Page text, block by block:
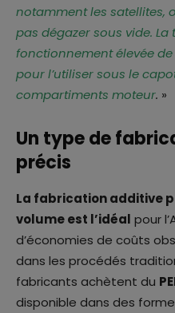
notamment les satellites,
pas dégazer sous vide.
fonctionnement élevée de
pour l’utiliser sous le
compartiments moteur. »
Un type de
précis
La fabrication additive
volume est l’idéal pour
d’économies de coûts
dans les procédés
fabricants achètent du
disponible dans des